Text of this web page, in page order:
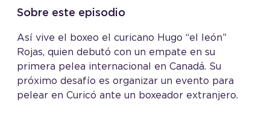
Sobre este episodio
Así vive el boxeo el curicano Hugo “el león”
Rojas, quien debutó con un empate en su
primera pelea internacional en Canadá. Su
próximo desafío es organizar un evento para
pelear en Curicó ante un boxeador extranjero.